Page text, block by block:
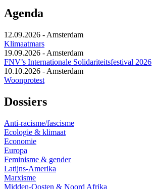
Agenda
12.09.2026 - Amsterdam
Klimaatmars
19.09.2026 - Amsterdam
FNV’s Internationale Solidariteitsfestival 2026
10.10.2026 - Amsterdam
Woonprotest
Dossiers
Anti-racisme/fascisme
Ecologie & klimaat
Economie
Europa
Feminisme & gender
Latijns-Amerika
Marxisme
Midden-Oosten & Noord Afrika